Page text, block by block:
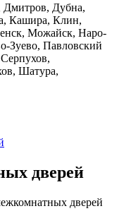
Дмитров, Дубна,
Кашира, Клин,
Можайск, Наро-
Зуево, Павловский
Шатура,
дверей
дверей